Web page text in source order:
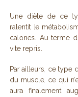
Une diète de ce
ralentit le
calories. Au terme
vite repris.
Par ailleurs, ce type
du muscle, ce qui
aura finalement